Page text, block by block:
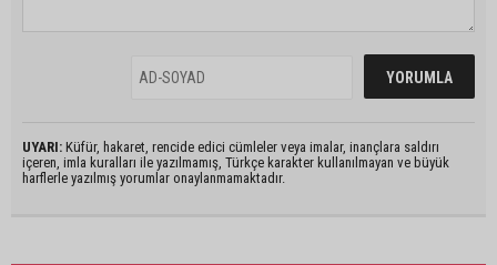
UYARI: Küfür, hakaret, rencide edici cümleler veya imalar, inançlara saldırı
içeren, imla kuralları ile yazılmamış, Türkçe karakter kullanılmayan ve büyük
harflerle yazılmış yorumlar onaylanmamaktadır.